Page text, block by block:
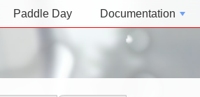
Paddle Day Documentation